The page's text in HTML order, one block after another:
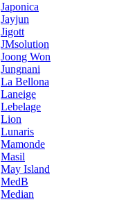
Japonica
Jayjun
Jigott
JMsolution
Joong Won
Jungnani
La Bellona
Laneige
Lebelage
Lion
Lunaris
Mamonde
Masil
May Island
MedB
Median